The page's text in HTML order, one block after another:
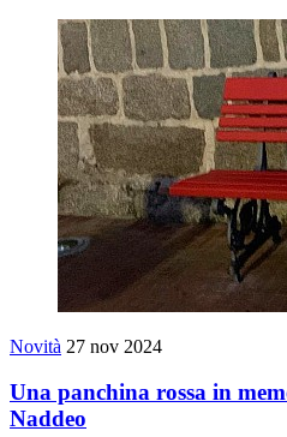
Novità 27 nov 2024
Una panchina rossa in
Naddeo